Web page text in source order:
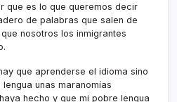
que es lo que queremos decir
de palabras que salen de
nosotros los inmigrantes
que aprenderse el idioma sino
unas maranomí­as
hecho y que mi pobre lengua